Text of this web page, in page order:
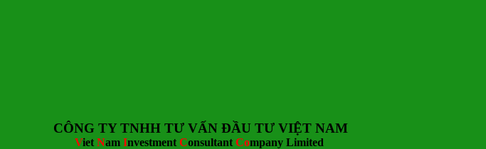
CÔNG TY TNHH TƯ VẤN ĐẦU TƯ VIỆT NAM
Viet Nam Investment Consultant Company Limited